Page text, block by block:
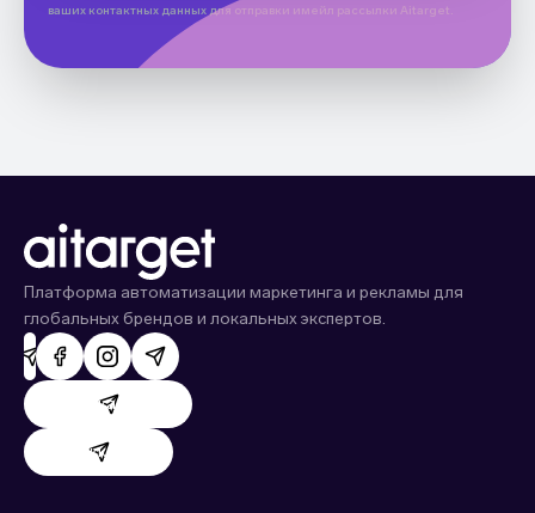
ваших контактных данных для отправки имейл рассылки Aitarget.
Платформа автоматизации маркетинга и рекламы для
глобальных брендов и локальных экспертов.
Поддержка AdHand
Поддержка Evido